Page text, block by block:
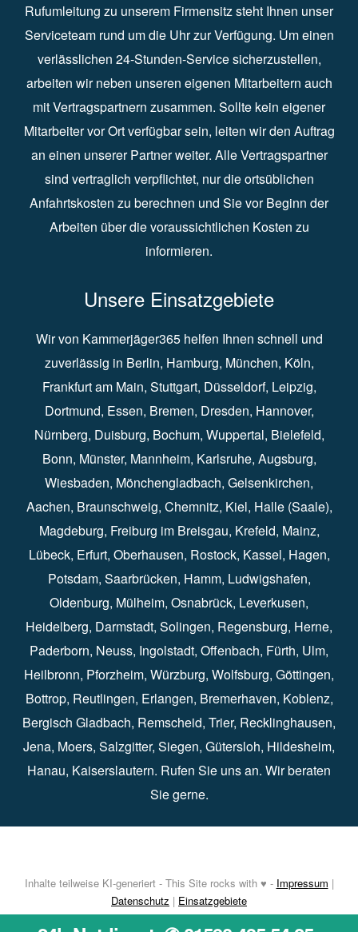
Rufumleitung zu unserem Firmensitz steht Ihnen unser
Serviceteam rund um die Uhr zur Verfügung. Um einen
verlässlichen 24-Stunden-Service sicherzustellen,
arbeiten wir neben unseren eigenen Mitarbeitern auch
mit Vertragspartnern zusammen. Sollte kein eigener
Mitarbeiter vor Ort verfügbar sein, leiten wir den Auftrag
an einen unserer Partner weiter. Alle Vertragspartner
sind vertraglich verpflichtet, nur die ortsüblichen
Anfahrtskosten zu berechnen und Sie vor Beginn der
Arbeiten über die voraussichtlichen Kosten zu
informieren.
Unsere Einsatzgebiete
Wir von Kammerjäger365 helfen Ihnen schnell und
zuverlässig in Berlin⁠, Hamburg⁠, München, Köln⁠,
Frankfurt am Main⁠, Stuttgart⁠, Düsseldorf⁠, Leipzig⁠,
Dortmund⁠, Essen⁠, Bremen⁠, Dresden⁠, Hannover⁠,
Nürnberg⁠, Duisburg⁠⁠, Bochum⁠, Wuppertal⁠⁠, Bielefeld⁠⁠,
Bonn⁠⁠, Münster⁠⁠, Mannheim⁠, Karlsruhe⁠, Augsburg⁠,
Wiesbaden⁠⁠, Mönchengladbach⁠, Gelsenkirchen⁠⁠,
Aachen⁠⁠, Braunschweig⁠, Chemnitz⁠⁠, Kiel⁠, Halle (Saale)⁠⁠,
Magdeburg⁠, Freiburg im Breisgau⁠⁠, Krefeld⁠⁠, Mainz⁠⁠,
Lübeck⁠, Erfurt⁠, Oberhausen⁠⁠, Rostock⁠⁠, Kassel⁠⁠, Hagen⁠,
Potsdam⁠, Saarbrücken⁠⁠, Hamm⁠, Ludwigshafen⁠,
Oldenburg⁠, Mülheim⁠, Osnabrück⁠⁠, Leverkusen⁠,
Heidelberg⁠, Darmstadt⁠⁠, Solingen⁠, Regensburg⁠, Herne⁠⁠,
Paderborn⁠, Neuss⁠, Ingolstadt⁠, Offenbach, Fürth⁠⁠, Ulm⁠⁠,
Heilbronn⁠, Pforzheim⁠, Würzburg⁠, Wolfsburg⁠⁠, Göttingen⁠,
Bottrop⁠, Reutlingen⁠, Erlangen⁠⁠, Bremerhaven⁠, Koblenz⁠,
Bergisch Gladbach⁠, Remscheid⁠⁠, Trier⁠⁠, Recklinghausen⁠,
Jena⁠⁠, Moers⁠⁠, Salzgitter⁠⁠, Siegen⁠⁠, Gütersloh⁠, Hildesheim⁠⁠,
Hanau⁠, Kaiserslautern⁠⁠. Rufen Sie uns an. Wir beraten
Sie gerne.
Inhalte teilweise KI-generiert - This Site rocks with ♥ - Impressum |
Datenschutz | Einsatzgebiete